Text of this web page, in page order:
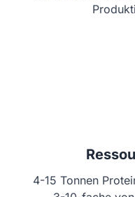
4-15 Tonnen